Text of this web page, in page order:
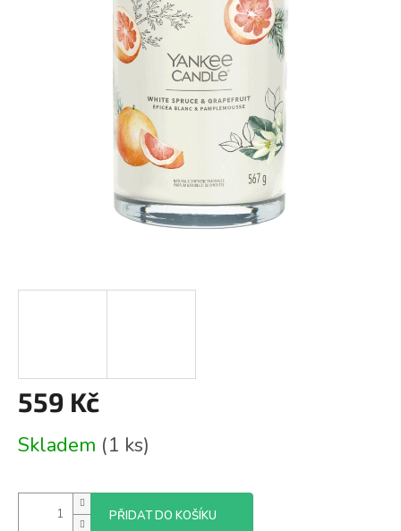
559 Kč
cena:
Skladem (1 ks)
PŘIDAT DO KOŠÍKU